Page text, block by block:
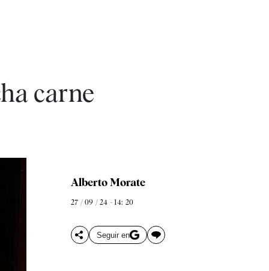
carne
Alberto Morate
27 / 09 / 24 - 14: 20
Seguir en